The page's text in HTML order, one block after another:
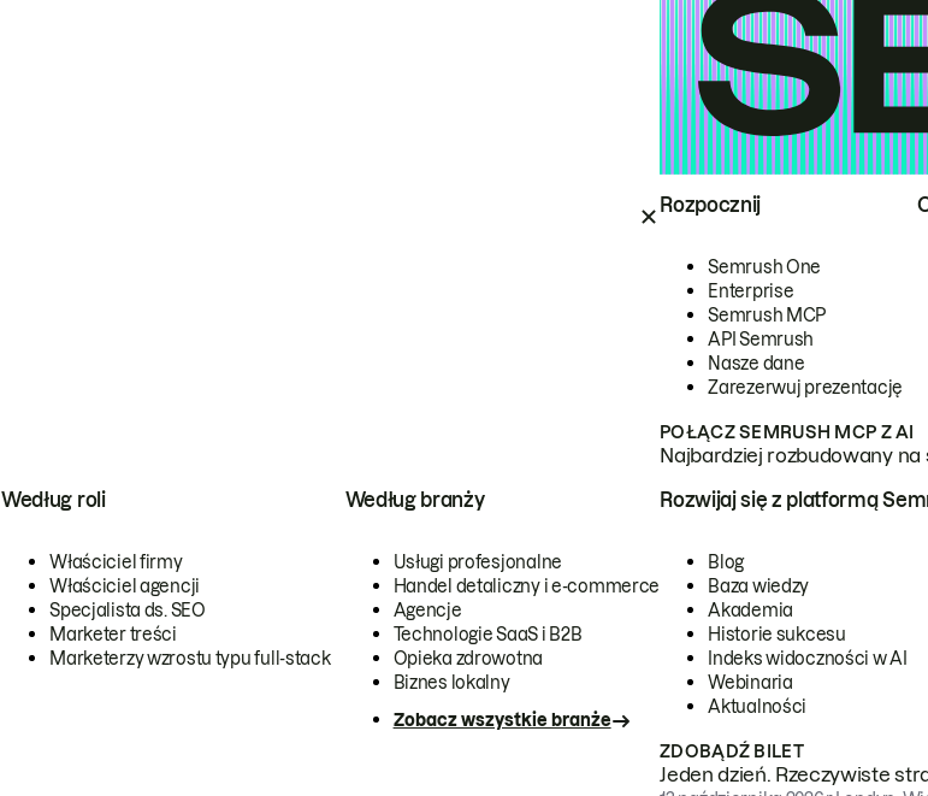
Rozpocznij
Semrush One
Enterprise
Semrush MCP
API Semrush
Nasze dane
Zarezerwuj prezentację
POŁĄCZ SEMRUSH MCP Z AI
Najbardziej rozbudowany
Według roli
Właściciel firmy
Właściciel agencji
Specjalista ds. SEO
Marketer treści
Marketerzy wzrostu typu full-stack
Według branży
Usługi profesjonalne
Handel detaliczny i e-commerce
Agencje
Technologie SaaS i B2B
Opieka zdrowotna
Biznes lokalny
Zobacz wszystkie branże
Rozwijaj się z platformą
Blog
Baza wiedzy
Akademia
Historie sukcesu
Indeks widoczności w AI
Webinaria
Aktualności
ZDOBĄDŹ BILET
Jeden dzień. Rzeczywiste